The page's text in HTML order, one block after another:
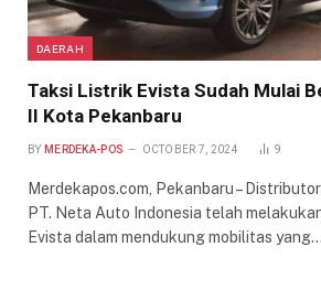
DAERAH
Taksi Listrik Evista Sudah Mulai
II Kota Pekanbaru
BY MERDEKA-POS OCTOBER 7, 2024 9
Merdekapos.com, Pekanbaru –
PT. Neta Auto Indonesia telah
Evista dalam mendukung mobilitas yang…